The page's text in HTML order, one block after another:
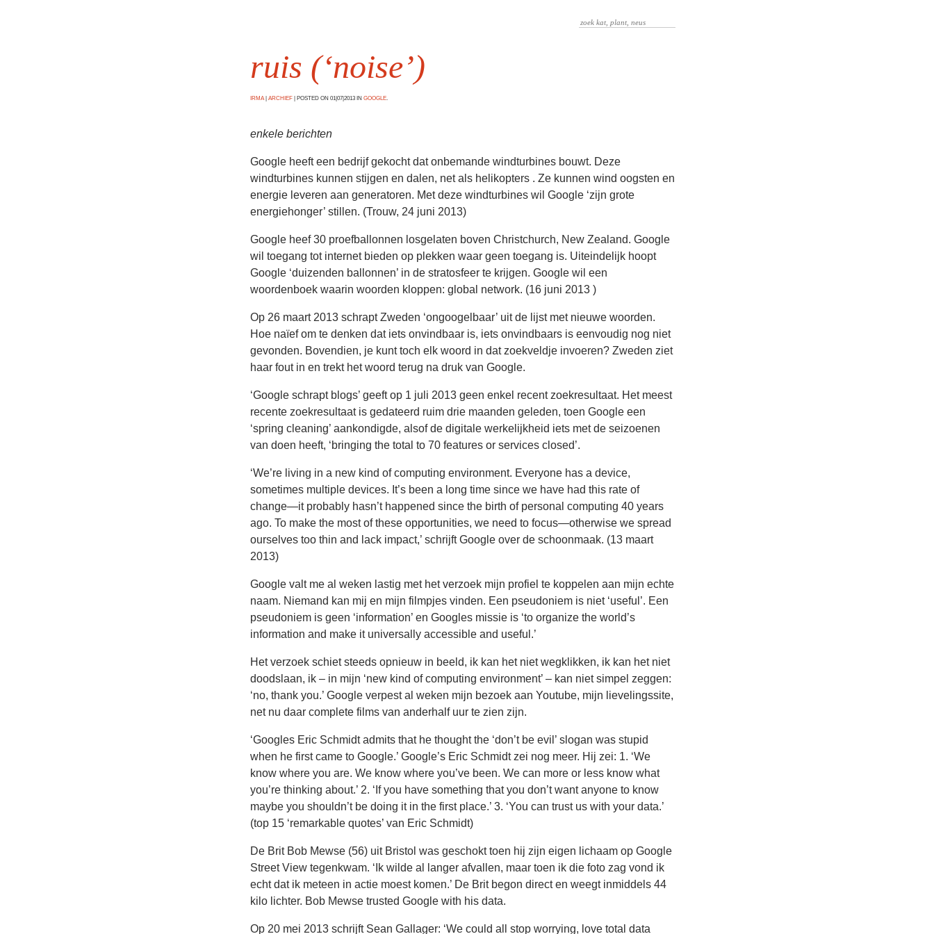
ruis (‘noise’)
IRMA ARCHIEF POSTED ON 01|07|2013 IN GOOGLE
enkele berichten
Google heeft een bedrijf gekocht dat onbemande windturbines bouwt. Deze
windturbines kunnen stijgen en dalen, net als helikopters . Ze kunnen wind oogsten en
energie leveren aan generatoren. Met deze windturbines wil Google ‘zijn grote
energiehonger’ stillen. (Trouw, 24 juni 2013)
Google heef 30 proefballonnen losgelaten boven Christchurch, New Zealand. Google
wil toegang tot internet bieden op plekken waar geen toegang is. Uiteindelijk hoopt
Google ‘duizenden ballonnen’ in de stratosfeer te krijgen. Google wil een
woordenboek waarin woorden kloppen: global network. (16 juni 2013 )
Op 26 maart 2013 schrapt Zweden ‘ongoogelbaar’ uit de lijst met nieuwe woorden.
Hoe naïef om te denken dat iets onvindbaar is, iets onvindbaars is eenvoudig nog niet
gevonden. Bovendien, je kunt toch elk woord in dat zoekveldje invoeren? Zweden ziet
haar fout in en trekt het woord terug na druk van Google.
‘Google schrapt blogs’ geeft op 1 juli 2013 geen enkel recent zoekresultaat. Het meest
recente zoekresultaat is gedateerd ruim drie maanden geleden, toen Google een
‘spring cleaning’ aankondigde, alsof de digitale werkelijkheid iets met de seizoenen
van doen heeft, ‘bringing the total to 70 features or services closed’.
‘We’re living in a new kind of computing environment. Everyone has a device,
sometimes multiple devices. It’s been a long time since we have had this rate of
change—it probably hasn’t happened since the birth of personal computing 40 years
ago. To make the most of these opportunities, we need to focus—otherwise we spread
ourselves too thin and lack impact,’ schrijft Google over de schoonmaak. (13 maart
2013)
Google valt me al weken lastig met het verzoek mijn profiel te koppelen aan mijn echte
naam. Niemand kan mij en mijn filmpjes vinden. Een pseudoniem is niet ‘useful’. Een
pseudoniem is geen ‘information’ en Googles missie is ‘to organize the world’s
information and make it universally accessible and useful.’
Het verzoek schiet steeds opnieuw in beeld, ik kan het niet wegklikken, ik kan het niet
doodslaan, ik – in mijn ‘new kind of computing environment’ – kan niet simpel zeggen:
‘no, thank you.’ Google verpest al weken mijn bezoek aan Youtube, mijn lievelingssite,
net nu daar complete films van anderhalf uur te zien zijn.
‘Googles Eric Schmidt admits that he thought the ‘don’t be evil’ slogan was stupid
when he first came to Google.’ Google’s Eric Schmidt zei nog meer. Hij zei: 1. ‘We
know where you are. We know where you’ve been. We can more or less know what
you’re thinking about.’ 2. ‘If you have something that you don’t want anyone to know
maybe you shouldn’t be doing it in the first place.’ 3. ‘You can trust us with your data.’
(top 15 ‘remarkable quotes’ van Eric Schmidt)
De Brit Bob Mewse (56) uit Bristol was geschokt toen hij zijn eigen lichaam op Google
Street View tegenkwam. ‘Ik wilde al langer afvallen, maar toen ik die foto zag vond ik
echt dat ik meteen in actie moest komen.’ De Brit begon direct en weegt inmiddels 44
kilo lichter. Bob Mewse trusted Google with his data.
Op 20 mei 2013 schrijft Sean Gallager: ‘We could all stop worrying, love total data